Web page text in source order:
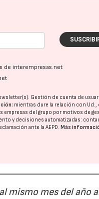
de interempresas.net
Gestión de cuenta de
mientras dure la relación con Ud.,
empresas del grupo por motivos de
y decisiones automatizadas:
ante laAEPD. Más
mismo mes del año
28/07/2026